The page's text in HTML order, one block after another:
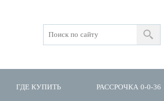
ГДЕ КУПИТЬ РАССРОЧКА 0-0-36